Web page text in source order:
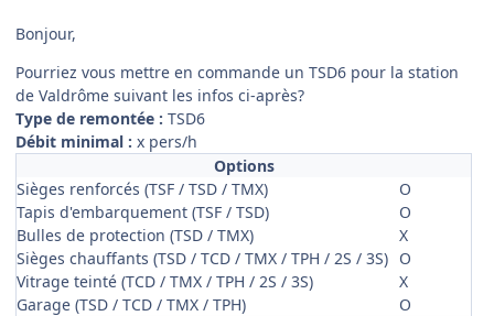
Bonjour,
Pourriez vous mettre en commande un TSD6 pour la station
de Valdrôme suivant les infos ci-après?
Type de remontée : TSD6
Débit minimal : x pers/h
Options
Sièges renforcés (TSF / TSD / TMX)
O
Tapis d'embarquement (TSF / TSD)
O
Bulles de protection (TSD / TMX)
X
Sièges chauffants (TSD / TCD / TMX / TPH / 2S / 3S) O
Vitrage teinté (TCD / TMX / TPH / 2S / 3S)
X
Garage (TSD / TCD / TMX / TPH)
O